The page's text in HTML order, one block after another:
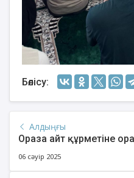
Бөлісу:
Алдыңғы
Ораза айт құрметіне
06 сәуір 2025